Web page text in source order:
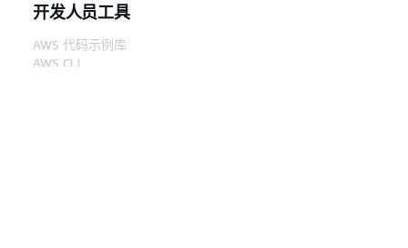
开发人员工具
AWS 代码示例库
AWS CLI